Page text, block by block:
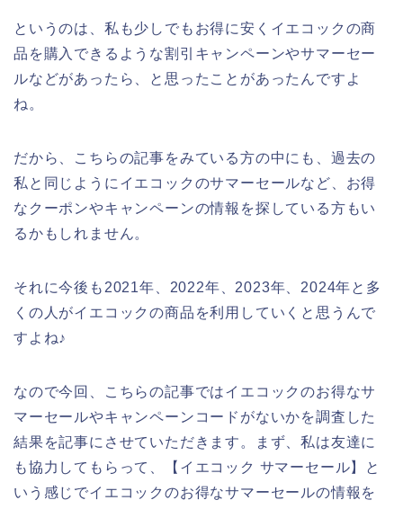
というのは、私も少しでもお得に安くイエコックの商
品を購入できるような割引キャンペーンやサマーセー
ルなどがあったら、と思ったことがあったんですよ
ね。
だから、こちらの記事をみている方の中にも、過去の
私と同じようにイエコックのサマーセールなど、お得
なクーポンやキャンペーンの情報を探している方もい
るかもしれません。
それに今後も2021年、2022年、2023年、2024年と多
くの人がイエコックの商品を利用していくと思うんで
すよね♪
なので今回、こちらの記事ではイエコックのお得なサ
マーセールやキャンペーンコードがないかを調査した
結果を記事にさせていただきます。まず、私は友達に
も協力してもらって、【イエコック サマーセール】と
いう感じでイエコックのお得なサマーセールの情報を